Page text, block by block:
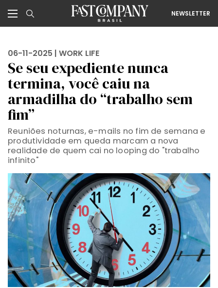
NEWSLETTER
06-11-2025 | WORK LIFE
Se seu expediente nunca
termina, você caiu na
armadilha do “trabalho sem
fim”
Reuniões noturnas, e-mails no fim de semana e
produtividade em queda marcam a nova
realidade de quem cai no looping do "trabalho
infinito"